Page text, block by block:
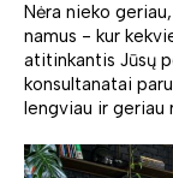
Nėra nieko
namus - kur
atitinkantis Jūsų
konsultanatai
lengviau ir geriau